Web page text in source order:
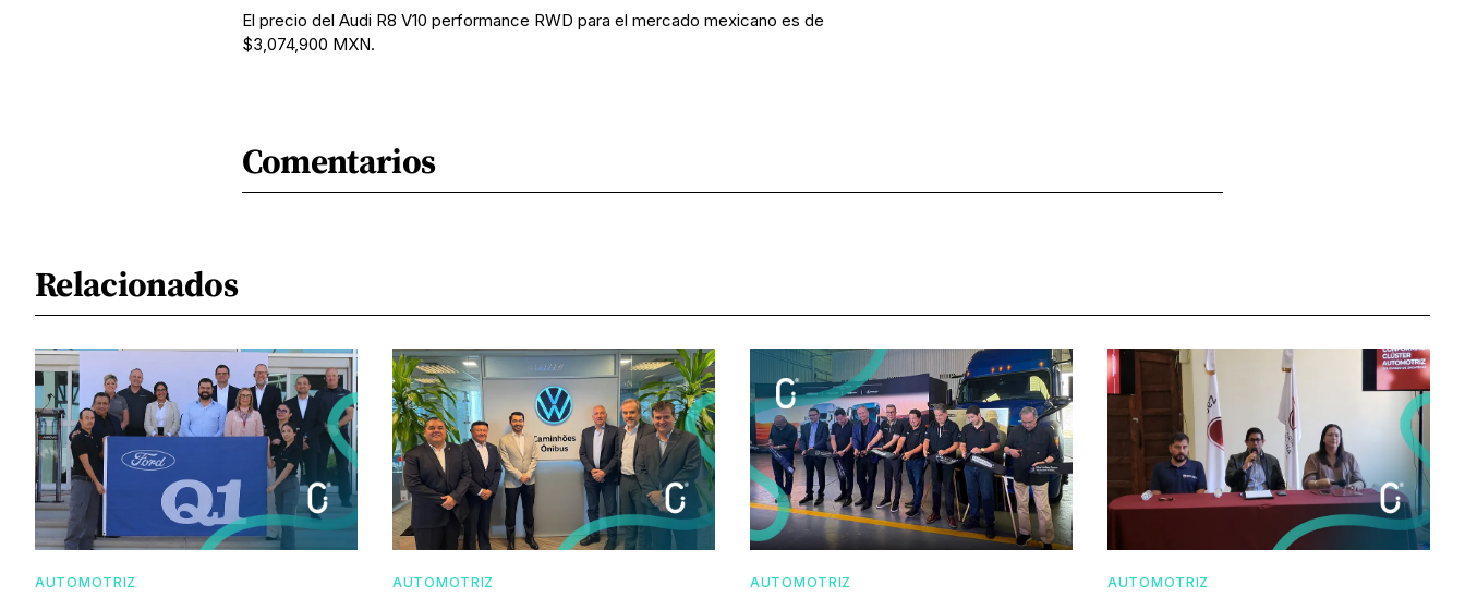
El precio del Audi R8 V10 performance RWD para el mercado mexicano es de
$3,074,900 MXN.
Comentarios
Relacionados
AUTOMOTRIZ AUTOMOTRIZ AUTOMOTRIZ AUTOMOTRIZ